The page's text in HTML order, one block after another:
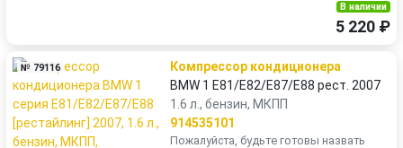
В наличии
5 220 ₽
№ 79116
Компрессор кондиционера
BMW 1 E81/E82/E87/E88 рест. 2007
1.6 л., бензин, МКПП
914535101
Пожалуйста, будьте готовы назвать